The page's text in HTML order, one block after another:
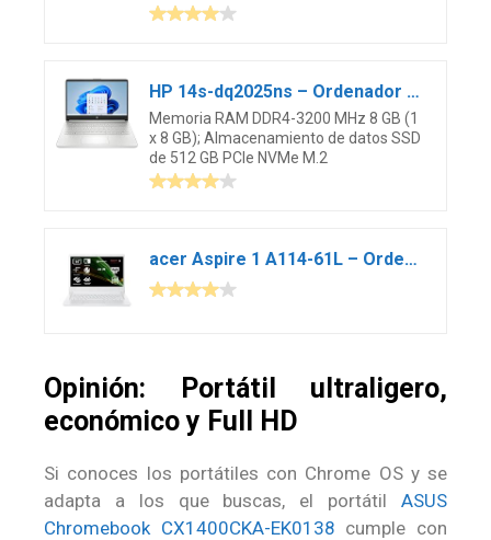
HP 14s-dq2025ns – Ordenador Portátil de 14″ Full HD (Intel Core i3-1115G4, 8GB RAM, 512GB SSD, UHD Graphics, Windows 11 Home) Plata – Teclado QWERTY Español
Memoria RAM DDR4-3200 MHz 8 GB (1
x 8 GB); Almacenamiento de datos SSD
de 512 GB PCIe NVMe M.2
acer Aspire 1 A114-61L – Ordenador Portátil 14” HD (Qualcomm Snapdragon SC7180, 8 GB RAM, 128 GB SSD, Qualcomm Adreno 618, Windows 11) Color Blanco – Teclado QWERTY Español
Opinión: Portátil ultraligero,
económico y Full HD
Si conoces los portátiles con Chrome OS y se
adapta a los que buscas, el portátil ASUS
Chromebook CX1400CKA-EK0138 cumple con